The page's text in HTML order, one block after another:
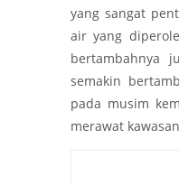
yang sangat
air yang
bertambahnya
semakin
pada musim
merawat